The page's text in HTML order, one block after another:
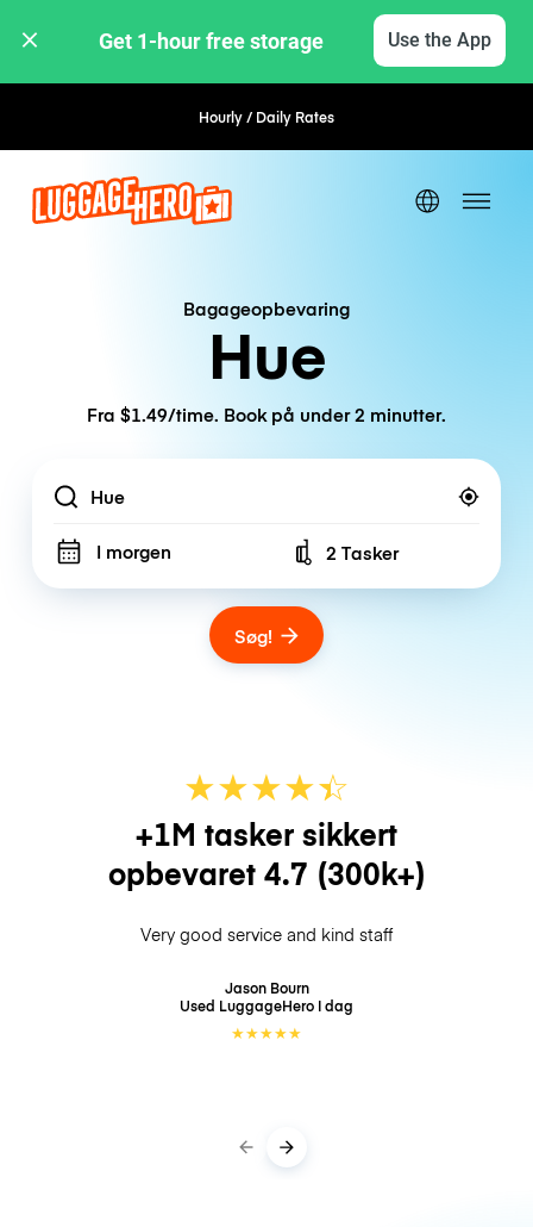
Get 1-hour free storage Use the App
Hourly / Daily RatesFlexible Booking
Bagageopbevaring
Hue
Fra $1.49/time. Book på under 2 minutter.
Location
I morgen Number of bags
2 Tasker
Søg!
★★★★☆
★
+1M tasker sikkert
opbevaret 4.7 (300k+)
Very good service and kind staff
Jason Bourn
Used LuggageHero I dag
★★★★★